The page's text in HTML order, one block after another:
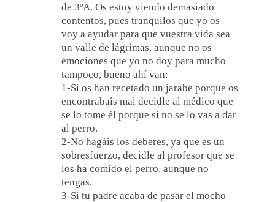
de 3ºA. Os estoy viendo demasiado
contentos, pues tranquilos que yo os
voy a ayudar para que vuestra vida sea
un valle de lágrimas, aunque no os
emociones que yo no doy para mucho
tampoco, bueno ahí van:
1-Si os han recetado un jarabe porque os
encontrabais mal decidle al médico que
se lo tome él porque si no se lo vas a dar
al perro.
2-No hagáis los deberes, ya que es un
sobresfuerzo, decidle al profesor que se
los ha comido el perro, aunque no
tengas.
3-Si tu padre acaba de pasar el mocho